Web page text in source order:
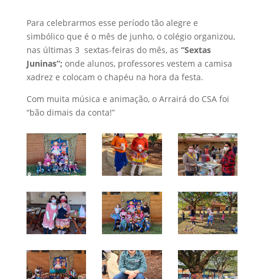
Para celebrarmos esse período tão alegre e
simbólico que é o mês de junho, o colégio organizou,
nas últimas 3 sextas-feiras do mês, as “Sextas
Juninas”; onde alunos, professores vestem a camisa
xadrez e colocam o chapéu na hora da festa.
Com muita música e animação, o Arrairá do CSA foi
“bão dimais da conta!”